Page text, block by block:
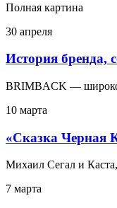
Полная картина
30 апреля
История бренда,
BRIMBACK —
10 марта
«Сказка Черная
Михаил Сегал и
7 марта